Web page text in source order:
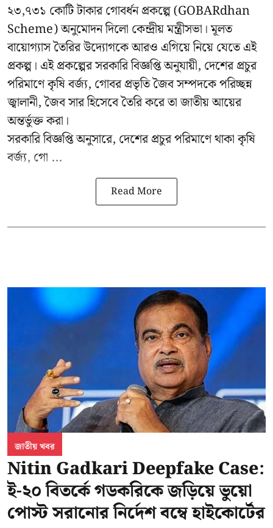
২৩,৭৩১ কোটি টাকার গোবর্ধন প্রকল্পে (GOBARdhan
Scheme) অনুমোদন দিলো কেন্দ্রীয় মন্ত্রীসভা। মূলত
বায়োগ্যাস তৈরির উদ্যোগকে আরও এগিয়ে নিয়ে যেতে এই
প্রকল্প। এই প্রকল্পের সরকারি বিজ্ঞপ্তি অনুযায়ী, দেশের প্রচুর
পরিমাণে কৃষি বর্জ্য, গোবর প্রভৃতি জৈব সম্পদকে পরিচ্ছন্ন
জ্বালানী, জৈব সার হিসেবে তৈরি করে তা জাতীয় আয়ের
অন্তর্ভুক্ত করা।
সরকারি বিজ্ঞপ্তি অনুসারে, দেশের প্রচুর পরিমাণে থাকা কৃষি
বর্জ্য, গো ...
Read More
জাতীয় খবর
Nitin Gadkari Deepfake Case:
ই-২০ বিতর্কে গডকরিকে জড়িয়ে ভুয়ো
পোস্ট সরানোর নির্দেশ বম্বে হাইকোর্টের